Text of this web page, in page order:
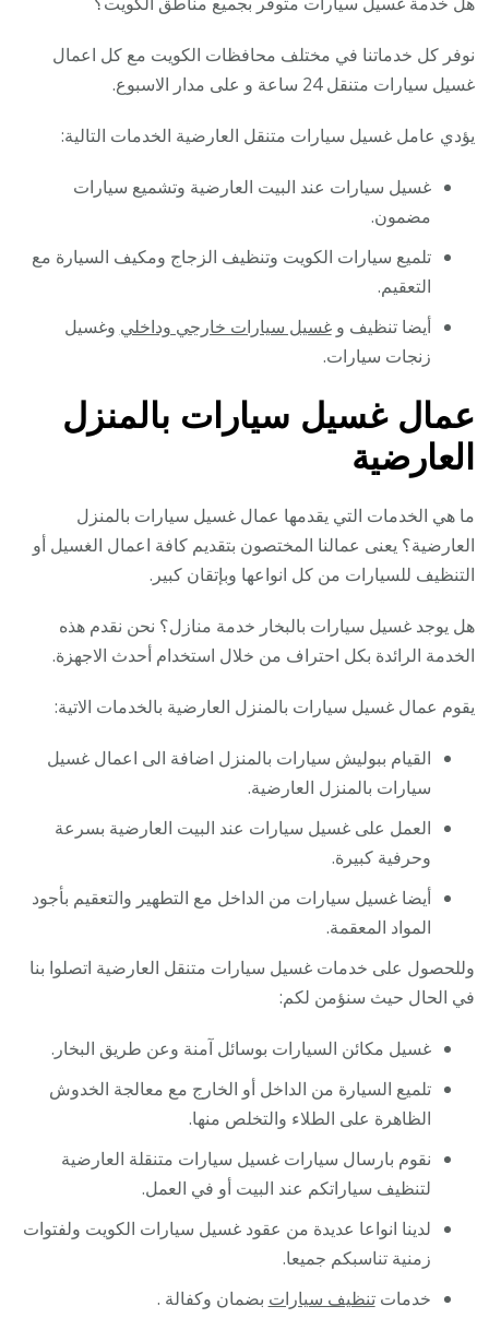
نوفر كل خدماتنا في مختلف محافظات الكويت مع كل اعمال
غسيل سيارات متنقل 24 ساعة و على مدار الاسبوع.
يؤدي عامل غسيل سيارات متنقل العارضية الخدمات التالية:
غسيل سيارات عند البيت العارضية وتشميع سيارات
مضمون.
تلميع سيارات الكويت وتنظيف الزجاج ومكيف السيارة مع
التعقيم.
أيضا تنظيف وغسيل سيارات خارجي وداخلي وغسيل
زنجات سيارات.
عمال غسيل سيارات بالمنزل
العارضية
ما هي الخدمات التي يقدمها عمال غسيل سيارات بالمنزل
العارضية؟ يعنى عمالنا المختصون بتقديم كافة اعمال الغسيل أو
التنظيف للسيارات من كل انواعها وبإتقان كبير.
هل يوجد غسيل سيارات بالبخار خدمة منازل؟ نحن نقدم هذه
الخدمة الرائدة بكل احتراف من خلال استخدام أحدث الاجهزة.
يقوم عمال غسيل سيارات بالمنزل العارضية بالخدمات الاتية:
القيام ببوليش سيارات بالمنزل اضافة الى اعمال غسيل
سيارات بالمنزل العارضية.
العمل على غسيل سيارات عند البيت العارضية بسرعة
وحرفية كبيرة.
أيضا غسيل سيارات من الداخل مع التطهير والتعقيم بأجود
المواد المعقمة.
وللحصول على خدمات غسيل سيارات متنقل العارضية اتصلوا بنا
في الحال حيث سنؤمن لكم:
غسيل مكائن السيارات بوسائل آمنة وعن طريق البخار.
تلميع السيارة من الداخل أو الخارج مع معالجة الخدوش
الظاهرة على الطلاء والتخلص منها.
نقوم بارسال سيارات غسيل سيارات متنقلة العارضية
لتنظيف سياراتكم عند البيت أو في العمل.
لدينا انواعا عديدة من عقود غسيل سيارات الكويت ولفتوات
زمنية تناسبكم جميعا.
خدماتتنظيف سيارات بضمان وكفالة .